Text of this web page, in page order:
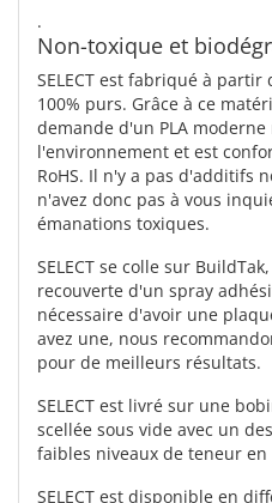
.
Non-toxique et
SELECT est fabriqué à partir
100% purs. Grâce à ce
demande d'un PLA
l'environnement et est
RoHS. Il n'y a pas d'additifs
n'avez donc pas à vous
émanations toxiques.
SELECT se colle sur
recouverte d'un spray
nécessaire d'avoir une
avez une, nous
pour de meilleurs résultats.
SELECT est livré sur une
scellée sous vide avec un
faibles niveaux de teneur
SELECT est disponible en